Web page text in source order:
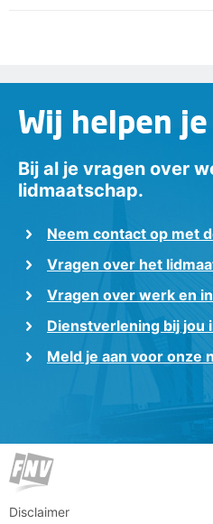
Wij helpen
Bij al je vragen over
lidmaatschap.
Neem contact op met
Vragen over het
Vragen over werk en
Dienstverlening bij jou
Meld je aan voor onze
Disclaimer